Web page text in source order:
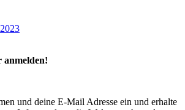
anmelden!
und deine E-Mail Adresse ein und erhalte